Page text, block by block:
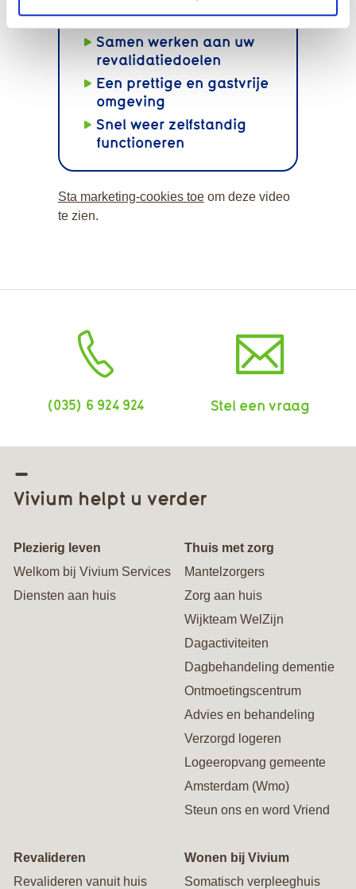
behandelprogramma´s
Samen werken aan uw
revalidatiedoelen
Een prettige en gastvrije
omgeving
Snel weer zelfstandig
functioneren
Sta marketing-cookies toeom deze video
te zien.
(035) 6 924 924 Stel een vraag
Vivium helpt u verder
Plezierig leven
Welkom bij Vivium Services
Diensten aan huis
Thuis met zorg
Mantelzorgers
Zorg aan huis
Wijkteam WelZijn
Dagactiviteiten
Dagbehandeling dementie
Ontmoetingscentrum
Advies en behandeling
Verzorgd logeren
Logeeropvang gemeente
Amsterdam (Wmo)
Steun ons en word Vriend
Revalideren
Revalideren vanuit huis
Wonen bij Vivium
Somatisch verpleeghuis